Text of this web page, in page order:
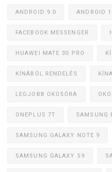
ANDROID 9.0 ANDROID
FACEBOOK MESSENGER
HUAWEI MATE 30 PRO
KÍNÁBÓL RENDELÉS
LEGJOBB OKOSÓRA
ONEPLUS 7T SAMSUNG
SAMSUNG GALAXY NOTE 9
SAMSUNG GALAXY S9